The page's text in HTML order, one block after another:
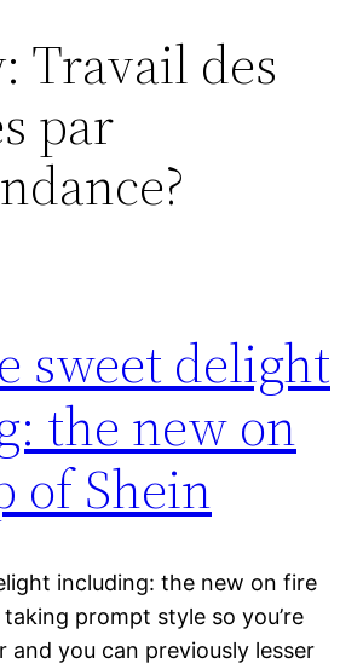
Travail des
par
sweet delight
the new on
of Shein
including: the new on fire
prompt style so you’re
and you can previously lesser